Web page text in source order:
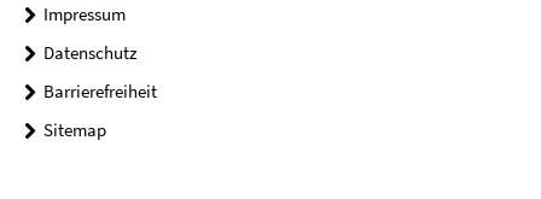
Impressum
Datenschutz
Barrierefreiheit
Sitemap